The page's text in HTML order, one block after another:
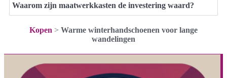
Waarom zijn maatwerkkasten de investering waard?
Kopen > Warme winterhandschoenen voor lange
wandelingen